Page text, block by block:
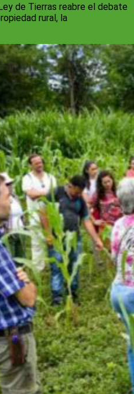
de Tierras reabre el debate
rural, la